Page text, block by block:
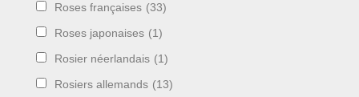
Roses françaises (33)
Roses japonaises (1)
Rosier néerlandais (1)
Rosiers allemands (13)